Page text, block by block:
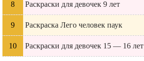
Раскраски для девочек 9 лет
Раскраска Лего человек паук
Раскраски для девочек 15 — 16 лет